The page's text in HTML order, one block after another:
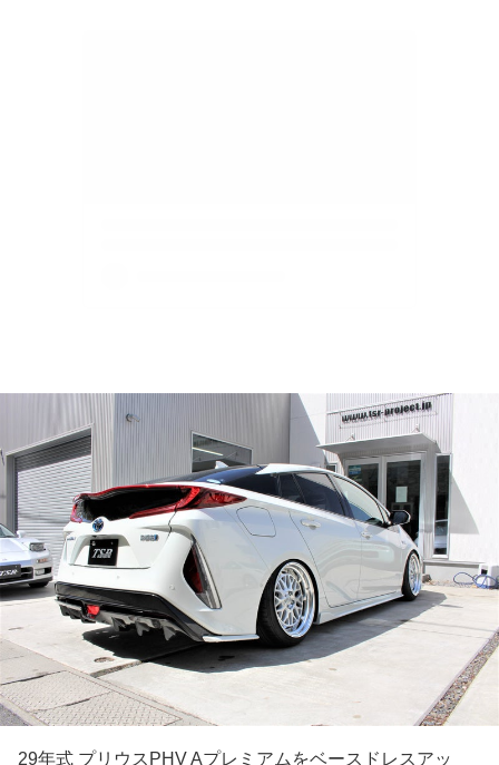
29年式 プリウスPHV Aプレミアムをベースドレスアッ